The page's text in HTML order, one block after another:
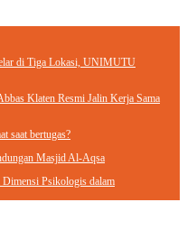
di Tiga Lokasi, UNIMUTU
Klaten Resmi Jalin Kerja Sama
saat bertugas?
Masjid Al-Aqsa
Dimensi Psikologis dalam